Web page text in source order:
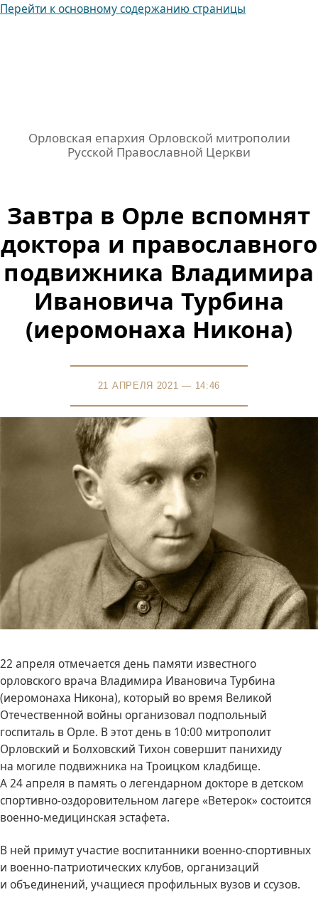
Перейти к основному содержанию страницы
Орловская епархия Орловской митрополии
Русской Православной Церкви
Завтра в Орле вспомнят
доктора и православного
подвижника Владимира
Ивановича Турбина
(иеромонаха Никона)
21 АПРЕЛЯ 2021 — 14:46
22 апреля отмечается день памяти известного
орловского врача Владимира Ивановича Турбина
(иеромонаха Никона), который во время Великой
Отечественной войны организовал подпольный
госпиталь в Орле. В этот день в 10:00 митрополит
Орловский и Болховский Тихон совершит панихиду
на могиле подвижника на Троицком кладбище.
А 24 апреля в память о легендарном докторе в детском
спортивно-оздоровительном лагере «Ветерок» состоится
военно-медицинская эстафета.
В ней примут участие воспитанники военно-спортивных
и военно-патриотических клубов, организаций
и объединений, учащиеся профильных вузов и ссузов.